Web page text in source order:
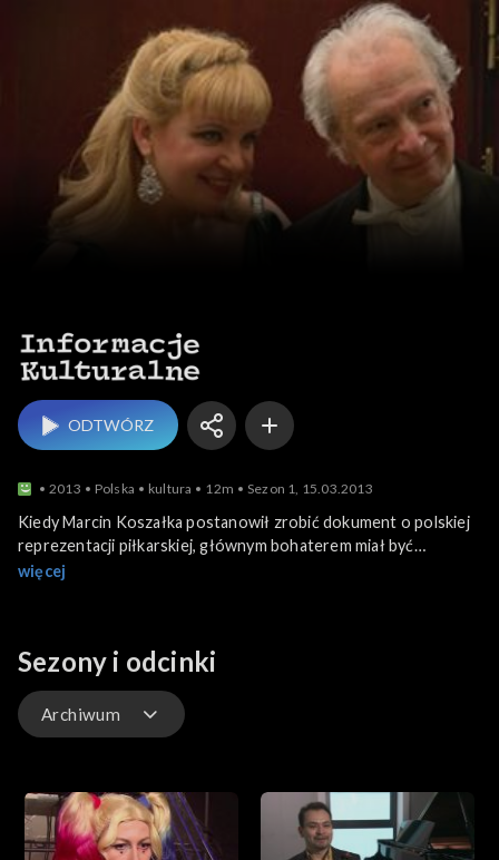
Informacje kulturalne
ODTWÓRZ
2013 Polska kultura 12m Sezon 1, 15.03.2013
Kiedy Marcin Koszałka postanowił zrobić dokument o polskiej
reprezentacji piłkarskiej, głównym bohaterem miał być
Franciszek Smuda. Ostatecznie powstał zupełnie inny obraz.
Frankofonii, czyli prezentacji kultury krajów
francuskojęzycznych oraz o 17. Wielkanocnym Festiwalu
Ludwiga van Beethovena.
więcej
Sezony i odcinki
Archiwum
Archiwum